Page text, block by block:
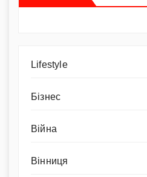
Lifestyle
Бізнес
Війна
Вінниця